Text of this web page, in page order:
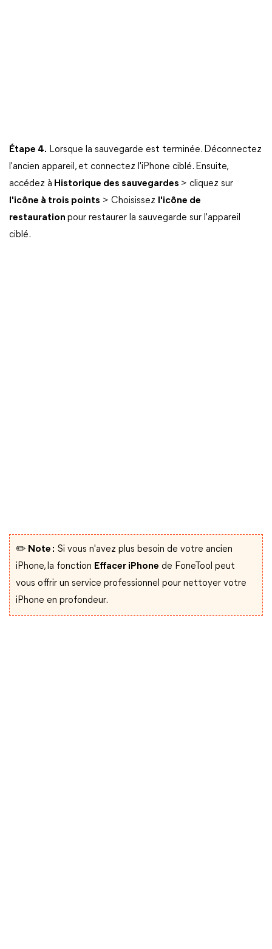
Étape 4. Lorsque la sauvegarde est terminée. Déconnectez
l'ancien appareil, et connectez l'iPhone ciblé. Ensuite,
accédez à Historique des sauvegardes > cliquez sur
l'icône à trois points > Choisissez l'icône de
restauration pour restaurer la sauvegarde sur l'appareil
ciblé.
✏️ Note : Si vous n'avez plus besoin de votre ancien
iPhone, la fonction Effacer iPhone de FoneTool peut
vous offrir un service professionnel pour nettoyer votre
iPhone en profondeur.